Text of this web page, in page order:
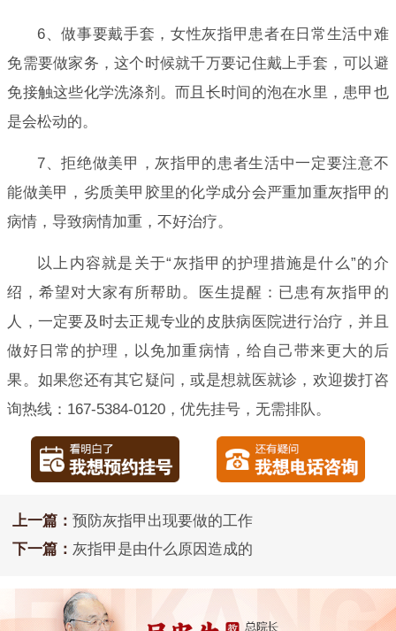
6、做事要戴手套，女性灰指甲患者在日常生活中难
免需要做家务，这个时候就千万要记住戴上手套，可以避
免接触这些化学洗涤剂。而且长时间的泡在水里，患甲也
是会松动的。
7、拒绝做美甲，灰指甲的患者生活中一定要注意不
能做美甲，劣质美甲胶里的化学成分会严重加重灰指甲的
病情，导致病情加重，不好治疗。
以上内容就是关于“灰指甲的护理措施是什么”的介
绍，希望对大家有所帮助。医生提醒：已患有灰指甲的
人，一定要及时去正规专业的皮肤病医院进行治疗，并且
做好日常的护理，以免加重病情，给自己带来更大的后
果。如果您还有其它疑问，或是想就医就诊，欢迎拨打咨
询热线：167-5384-0120，优先挂号，无需排队。
上一篇： 预防灰指甲出现要做的工作
下一篇： 灰指甲是由什么原因造成的